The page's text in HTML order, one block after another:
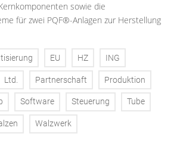
sowie die
für zwei PQF®-Anlagen zur Herstellung
EU HZ ING
Ltd. Partnerschaft Produktion
Software Steuerung Tube
Walzwerk